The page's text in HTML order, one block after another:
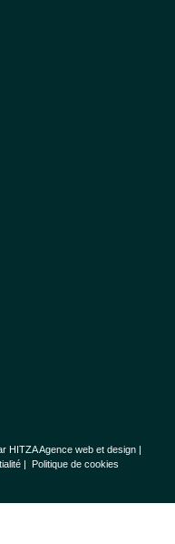
HITZA Agence web et design|
| Politique de cookies